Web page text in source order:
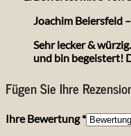
Joachim Beiersfeld –
Sehr lecker &
und bin begeistert!
Fügen Sie Ihre
Ihre Bewertung*